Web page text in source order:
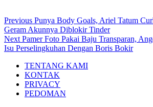
Post
navigation
PreviousPrevious
post:
Punya Body Goals, Ariel Tatum
Geram Akunnya Diblokir Tinder
NextNext
post:
Pamer Foto Pakai Baju Transparan,
Isu Perselingkuhan Dengan Boris Bokir
TENTANG KAMI
KONTAK
PRIVACY
PEDOMAN